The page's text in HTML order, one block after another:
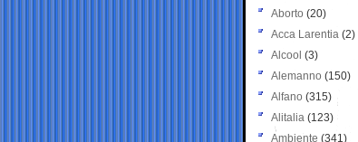
Aborto (20)
Acca Larentia (2)
Alcool (3)
Alemanno (150)
Alfano (315)
Alitalia (123)
Ambiente (341)